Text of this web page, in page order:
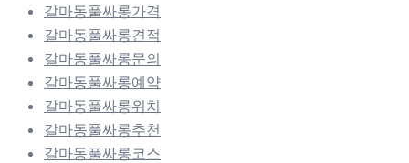
갈마동풀싸롱가격
갈마동풀싸롱견적
갈마동풀싸롱문의
갈마동풀싸롱예약
갈마동풀싸롱위치
갈마동풀싸롱추천
갈마동풀싸롱코스